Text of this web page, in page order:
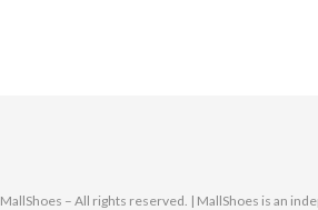
© 2025 MallShoes – All rights reserved. | MallShoes is